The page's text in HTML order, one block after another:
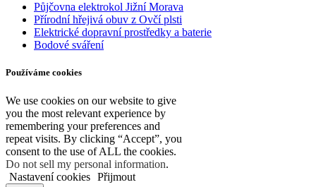
Půjčovna elektrokol Jižní Morava
Přírodní hřejivá obuv z Ovčí plsti
Elektrické dopravní prostředky a baterie
Bodové sváření
Používáme cookies
We use cookies on our website to give
you the most relevant experience by
remembering your preferences and
repeat visits. By clicking “Accept”, you
consent to the use of ALL the cookies.
Do not sell my personal information.
Nastavení cookies Přijmout